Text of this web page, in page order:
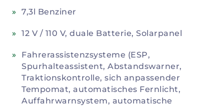
7,3l Benziner
12 V / 110 V, duale Batterie, Solarpanel
Fahrerassistenzsysteme (ESP,
Spurhalteassistent, Abstandswarner,
Traktionskontrolle, sich anpassender
Tempomat, automatisches Fernlicht,
Auffahrwarnsystem, automatische